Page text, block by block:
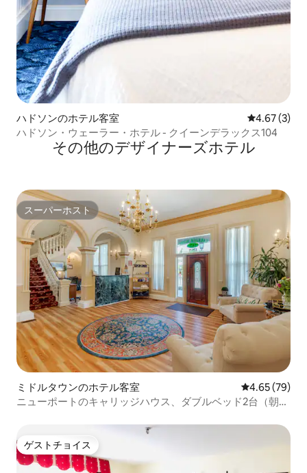
ハドソンのホテル客室 レビュー3
4.67 (3)
ハドソン・ウェーラー・ホテル - クイーンデラックス104
その他のデザイナーズホテル
スーパーホスト
スーパーホスト
ミドルタウンのホテル客室 レビュー79
4.65 (79)
ニューポートのキャリッジハウス、ダブルベッド2台（朝食
ゲストチョイス
ゲストチョイス